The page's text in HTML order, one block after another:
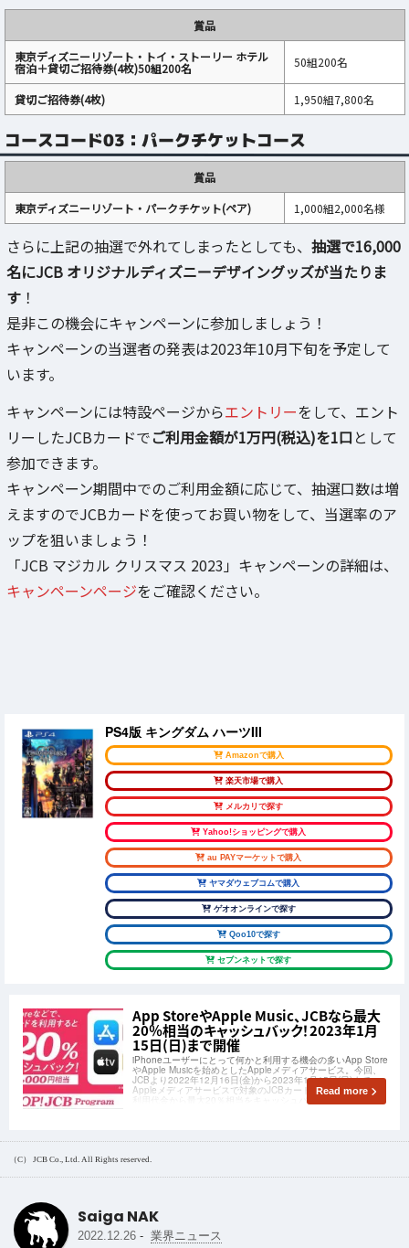
賞品
東京ディズニーリゾート・トイ・ストーリー ホテル
宿泊＋貸切ご招待券(4枚)50組200名 50組200名
貸切ご招待券(4枚) 1,950組7,800名
コースコード03：パークチケットコース
賞品
東京ディズニーリゾート・パークチケット(ペア)
1,000組2,000名様
さらに上記の抽選で外れてしまったとしても、 抽選で16,000
名にJCB オリジナルディズニーデザイングッズが当たりま
す ！
是非この機会にキャンペーンに参加しましょう！
キャンペーンの当選者の発表は2023年10月下旬を予定して
います。
キャンペーンには特設ページからエントリーをして、エント
リーしたJCBカードでご利用金額が1万円(税込)を1口 として
参加できます。
キャンペーン期間中でのご利用金額に応じて、抽選口数は増
えますのでJCBカードを使ってお買い物をして、当選率のア
ップを狙いましょう！
「JCB マジカル クリスマス 2023」キャンペーンの詳細は、
キャンペーンページをご確認ください。
PS4版 キングダム ハーツIII
Amazonで購入
楽天市場で購入
メルカリで探す
Yahoo!ショッピングで購入
au PAYマーケットで購入
ヤマダウェブコムで購入
ゲオオンラインで探す
Qoo10で探す
セブンネットで探す
App StoreやApple Music、JCBなら最大
20％相当のキャッシュバック！2023年1月
15日(日)まで開催
iPhoneユーザーにとって何かと利用する機会の多いApp Store
やApple Musicを始めとしたAppleメディアサービス。今回、
JCBより2022年12月16日(金)から2023年1月15日(日)まで、
Appleメディアサービスで対象のJCBカードを利用すると、ご
利用代金から最大20％相当をキャッシュバック
Read more
（C） JCB Co., Ltd. All Rights reserved.
Saiga NAK
2022.12.26 - 業界ニュース